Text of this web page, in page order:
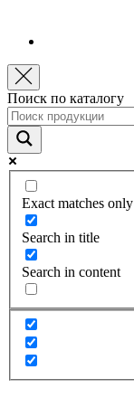
Поиск по каталогу
Exact matches only
Search in title
Search in content